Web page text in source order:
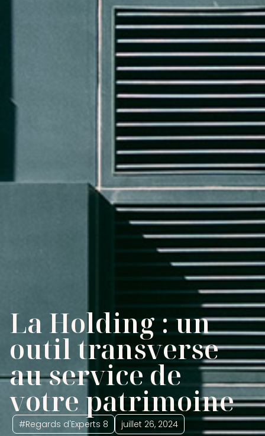
La Holding : un
outil transverse
au service de
votre patrimoine
#Regards d'Experts 8 juillet 26, 2024